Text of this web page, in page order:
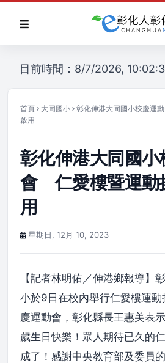
目前時間：8/7/2026,
首頁 大同國小
彰化伸港大同國小校慶運
啟用
彰化伸港大同國小
會 仁愛樓暨運動
用
星期日, 12月 10, 2023
【記者林明佑／伸港鄉報導】
小於9日在校內舉行仁愛樓運
慶運動會，彰化縣長王惠美表
歲生日快樂！眾人期待已久的
成了！感謝中央教育部及委員